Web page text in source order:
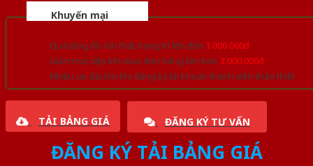
Khuyến mại
Quà tặng đồ nội thất trang trí lên đến 1.000.000đ
Giảm trực tiếp khi mua đơn hàng lớn hơn 3.000.000đ
Nhiều ưu đãi lớn khi đăng ký tài khoản thành viên thân thiết
TẢI BẢNG GIÁ ĐĂNG KÝ TƯ VẤN
ĐĂNG KÝ TẢI BẢNG GIÁ